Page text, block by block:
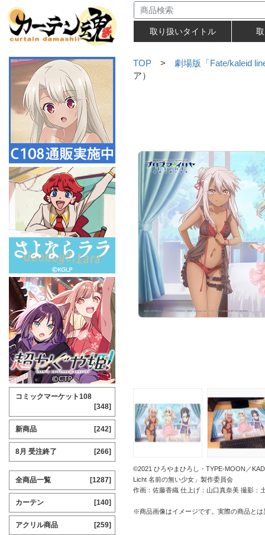
取り扱いタイトル
TOP > 劇場版「Fate/kaleid
ア）
©2021 ひろやまひろし・TYPE-MOON／
Licht 名前の無い少女」製作委員会
作画：佐藤香織 仕上げ：山口真奈美 撮影：
※商品画像はイメージです。実際の商品と
コミックマーケット108
[348]
新商品 [242]
8月 受注終了 [266]
全商品一覧 [1287]
カーテン [140]
アクリル商品 [259]